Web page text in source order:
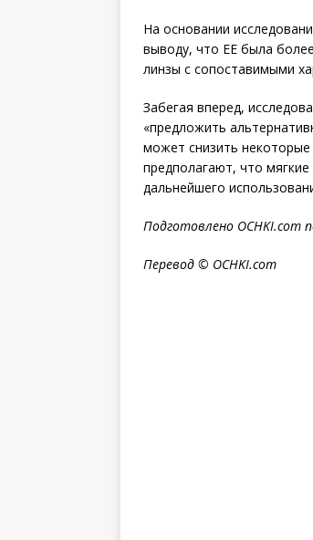
На основании
выводу, что EE была
линзы с сопоставимыми
Забегая вперед,
«предложить
может снизить некоторые
предполагают, что
дальнейшего
Подготовлено OCHKI.com
Перевод © OCHKI.com